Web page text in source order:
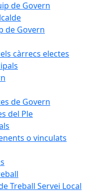
de Govern
de Govern
càrrecs electes
de Govern
del Ple
o vinculats
Treball Servei Local